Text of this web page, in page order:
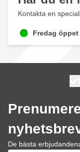
Kontakta en
Fredag
De bästa